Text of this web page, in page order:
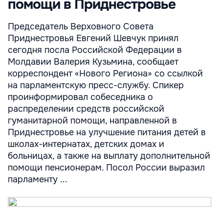
помощи в Приднестровье
Председатель Верховного Совета
Приднестровья Евгений Шевчук принял
сегодня посла Российской Федерации в
Молдавии Валерия Кузьмина, сообщает
корреспондент «Нового Региона» со ссылкой
на парламентскую пресс-службу. Спикер
проинформировал собеседника о
распределении средств российской
гуманитарной помощи, направленной в
Приднестровье на улучшение питания детей в
школах-интернатах, детских домах и
больницах, а также на выплату дополнительной
помощи пенсионерам. Посол России выразил
парламенту ...